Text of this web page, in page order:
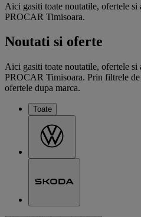
Aici gasiti toate noutatile, ofertele si
PROCAR Timisoara.
Noutati si oferte
Aici gasiti toate noutatile, ofertele si
PROCAR Timisoara. Prin filtrele
ofertele dupa marca.
Toate